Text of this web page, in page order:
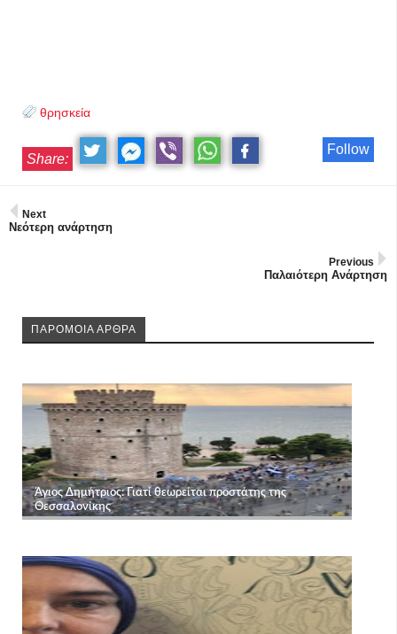
θρησκεία
Follow
Share:
Next
Νεότερη ανάρτηση
Previous
Παλαιότερη Ανάρτηση
ΠΑΡΟΜΟΙΑ ΑΡΘΡΑ